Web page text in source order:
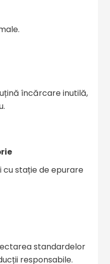
încărcare inutilă,
cu stație de epurare
standardelor
responsabile.